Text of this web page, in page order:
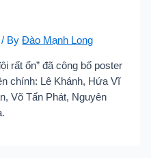
/ ByĐào Mạnh Long
rất ổn” đã công bố poster
chính: Lê Khánh, Hứa Vĩ
Võ Tấn Phát, Nguyên